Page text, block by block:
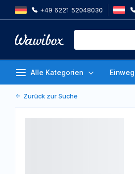
+49 6221 52048030
Alle Kategorien
Von ORBIS Dental
Zurück zur Suche